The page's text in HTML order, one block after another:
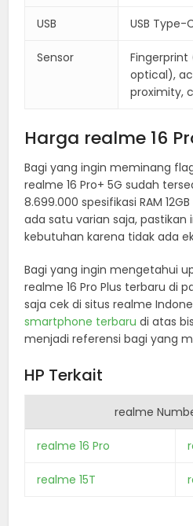
USB USB Type-
Sensor
Fingerprint
optical),
proximity,
Harga realme 16
Bagi yang ingin meminang
realme 16 Pro+ 5G sudah
8.699.000 spesifikasi RAM
ada satu varian saja, pastikan
kebutuhan karena tidak ada
Bagi yang ingin mengetahui
realme 16 Pro Plus terbaru di
saja cek di situs realme
smartphone terbaru di atas
menjadi referensi bagi yang
HP Terkait
realme
realme 16 Pro
realme 15T